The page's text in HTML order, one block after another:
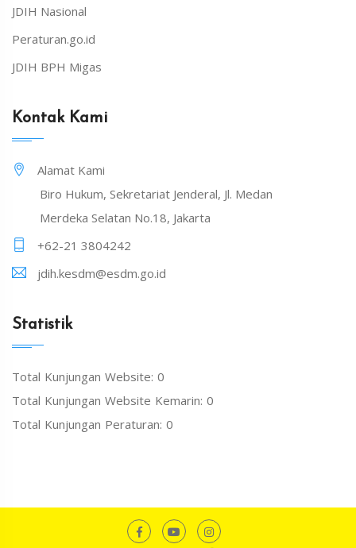
JDIH Nasional
Peraturan.go.id
JDIH BPH Migas
Kontak Kami
Alamat Kami
Biro Hukum, Sekretariat Jenderal, Jl. Medan
Merdeka Selatan No.18, Jakarta
+62-21 3804242
jdih.kesdm@esdm.go.id
Statistik
Total Kunjungan Website: 0
Total Kunjungan Website Kemarin: 0
Total Kunjungan Peraturan: 0